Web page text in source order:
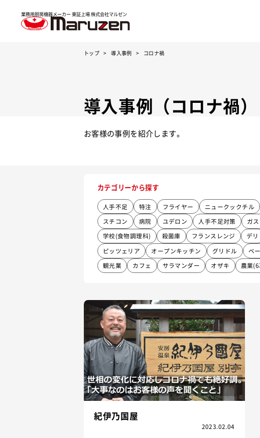
業務用厨房機器メーカー 東証上場株式会社マルゼン
トップ 導入事例 コロナ禍
導入事例（コロナ禍）
お客様の事例を紹介します。
カテゴリーから探す
人手不足 特注 フライヤー ニュークックチル
スチコン
病院 ユデロン 人手不足対策 ガ
学校(食物調理科)
殺菌庫 フランスレンジ デリ
ピッツェリア
オープンキッチン グリドル ベ
観光業
カフェ サラマンダー オザキ 農業
紀伊乃国屋
2023.02.04